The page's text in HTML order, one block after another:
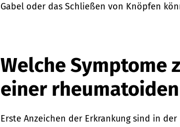
Gabel oder das Schließen von Knöpfen
Welche Symptome
einer
Erste Anzeichen der Erkrankung sind in